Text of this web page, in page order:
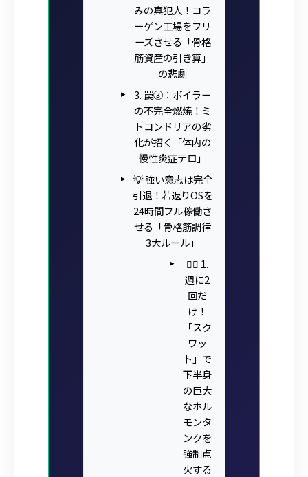
みの真犯人！コラ
ーゲン工場をフリ
ーズさせる「骨格
筋資産の引き算」
の悲劇
3. 罠③：ボイラー
の不完全燃焼！ミ
トコンドリアの劣
化が招く「体内の
慢性炎症テロ」
💡 強い意志は完全
引退！若返りOSを
24時間フル稼働さ
せる「骨格筋調律
3大ルール」
🏋️‍♂️ 1.
週に2
回だ
け！
「スク
ワッ
ト」で
下半身
の巨大
なホル
モンタ
ンクを
強制点
火する